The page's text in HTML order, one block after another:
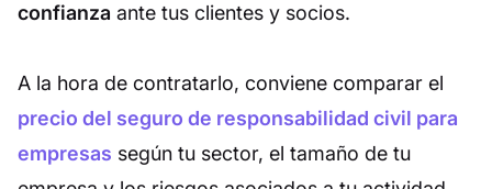
confianza ante tus clientes y socios.
A la hora de contratarlo, conviene comparar el
precio del seguro de responsabilidad civil para
empresas según tu sector, el tamaño de tu